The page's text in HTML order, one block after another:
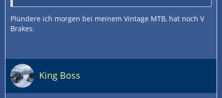
Plündere ich morgen bei meinem Vintage MTB, hat noch V
Brakes.
King Boss